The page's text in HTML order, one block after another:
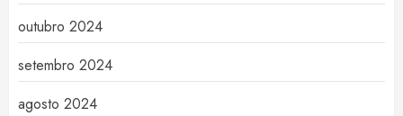
outubro 2024
setembro 2024
agosto 2024